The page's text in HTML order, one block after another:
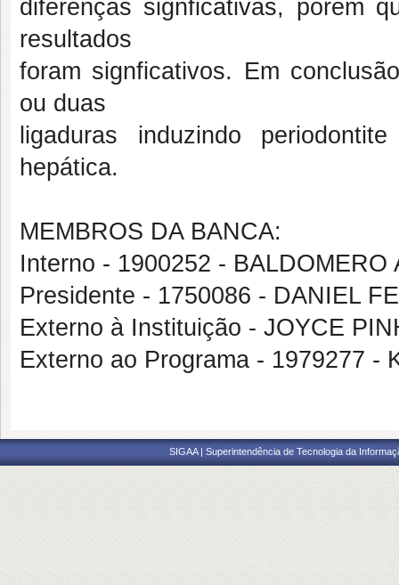
diferenças signficativas, porém
resultados
foram signficativos. Em
ou duas
ligaduras induzindo
hepática.
MEMBROS DA BANCA:
Interno - 1900252 - BALDOMERO
Presidente - 1750086 - DANIEL
Externo à Instituição - JOYCE
Externo ao Programa - 1979277 -
SIGAA | Superintendência de Tecnologia da